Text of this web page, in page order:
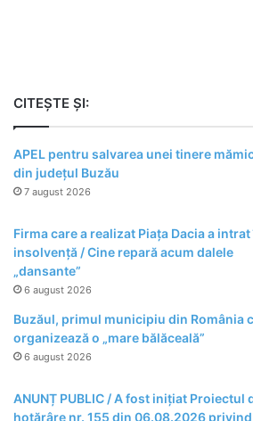
CITEȘTE ȘI:
APEL pentru salvarea unei tinere
din județul Buzău
7 august 2026
Firma care a realizat Piața Dacia a intrat
insolvență / Cine repară acum dalele
„dansante”
6 august 2026
Buzăul, primul municipiu din România
organizează o „mare bălăceală”
6 august 2026
ANUNȚ PUBLIC / A fost inițiat Proiectul
hotărâre nr. 155 din 06.08.2026 privind